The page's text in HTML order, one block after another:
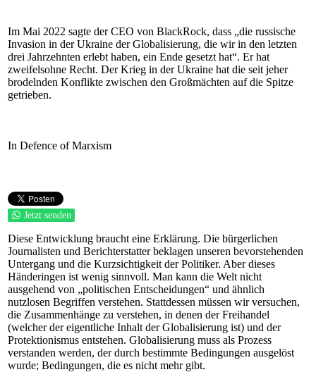
Im Mai 2022 sagte der CEO von BlackRock, dass „die russische
Invasion in der Ukraine der Globalisierung, die wir in den letzten
drei Jahrzehnten erlebt haben, ein Ende gesetzt hat“. Er hat
zweifelsohne Recht. Der Krieg in der Ukraine hat die seit jeher
brodelnden Konflikte zwischen den Großmächten auf die Spitze
getrieben.
In Defence of Marxism
Jetzt senden
Diese Entwicklung braucht eine Erklärung. Die bürgerlichen
Journalisten und Berichterstatter beklagen unseren bevorstehenden
Untergang und die Kurzsichtigkeit der Politiker. Aber dieses
Händeringen ist wenig sinnvoll. Man kann die Welt nicht
ausgehend von „politischen Entscheidungen“ und ähnlich
nutzlosen Begriffen verstehen. Stattdessen müssen wir versuchen,
die Zusammenhänge zu verstehen, in denen der Freihandel
(welcher der eigentliche Inhalt der Globalisierung ist) und der
Protektionismus entstehen. Globalisierung muss als Prozess
verstanden werden, der durch bestimmte Bedingungen ausgelöst
wurde; Bedingungen, die es nicht mehr gibt.